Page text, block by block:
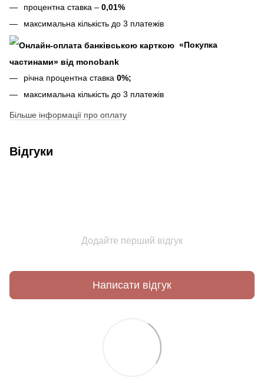
процентна ставка – 0,01%
максимальна кількість до 3 платежів
«Покупка
частинами» від monobank
річна процентна ставка 0%;
максимальна кількість до 3 платежів
Більше інформації про оплату
Відгуки
Додайте перший відгук
Написати відгук